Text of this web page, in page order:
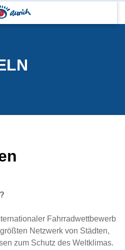
Fahrradwettbewerb
Netzwerk von Städten,
zum Schutz des Weltklimas.